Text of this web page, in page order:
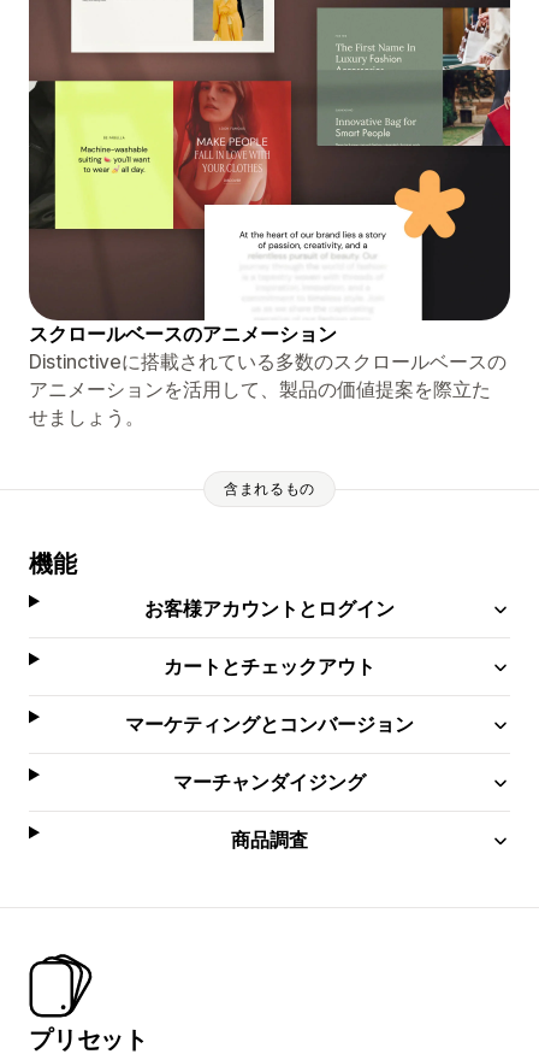
スクロールベースのアニメーション
Distinctiveに搭載されている多数のスクロールベースの
アニメーションを活用して、製品の価値提案を際立た
せましょう。
含まれるもの
機能
お客様アカウントとログイン
カートとチェックアウト
マーケティングとコンバージョン
マーチャンダイジング
商品調査
プリセット